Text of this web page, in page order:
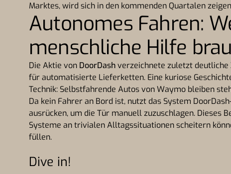
Marktes, wird sich in den kommenden Quartalen
Autonomes Fahren:
menschliche Hilfe
Die Aktie von DoorDashverzeichnete zuletzt deutliche
für automatisierte Lieferketten. Eine kuriose
Technik: Selbstfahrende Autos von Waymo bleiben
Da kein Fahrer an Bord ist, nutzt das System
ausrücken, um die Tür manuell zuzuschlagen. Dieses
Systeme an trivialen Alltagssituationen scheitern
füllen.
Dive in!